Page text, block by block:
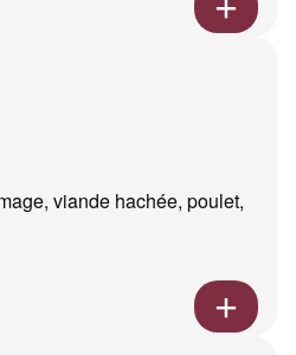
viande hachée, poulet,